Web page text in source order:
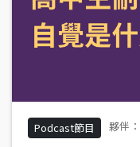
Podcast節目